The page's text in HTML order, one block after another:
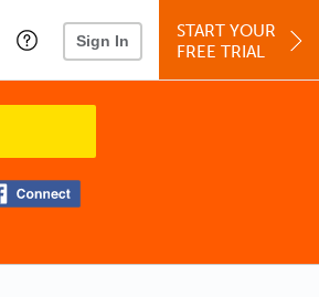
Sign In
START YOUR
FREE TRIAL